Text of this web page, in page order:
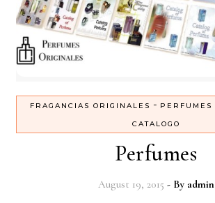
FRAGANCIAS ORIGINALES - PERFUMES
CATALOGO
Perfumes
August 19, 2015 - By admin